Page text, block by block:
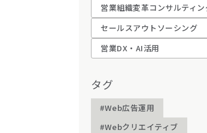
営業組織変革コンサルティン
セールスアウトソーシング
営業DX・AI活用
タグ
#Web広告運用
#Webクリエイティブ